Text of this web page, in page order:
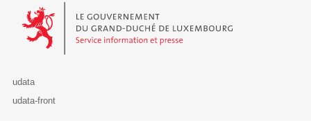
Le Gouvernement du Grand-Duché de Luxembourg - Service
udata
udata-front